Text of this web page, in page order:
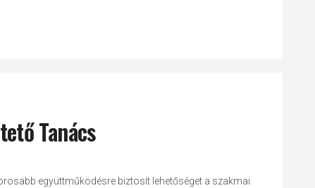
Tanács
együttműködésre biztosít lehetőséget a szakmai